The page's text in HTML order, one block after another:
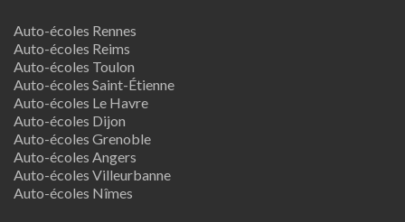
Auto-écoles Rennes
Auto-écoles Reims
Auto-écoles Toulon
Auto-écoles Saint-Étienne
Auto-écoles Le Havre
Auto-écoles Dijon
Auto-écoles Grenoble
Auto-écoles Angers
Auto-écoles Villeurbanne
Auto-écoles Nîmes